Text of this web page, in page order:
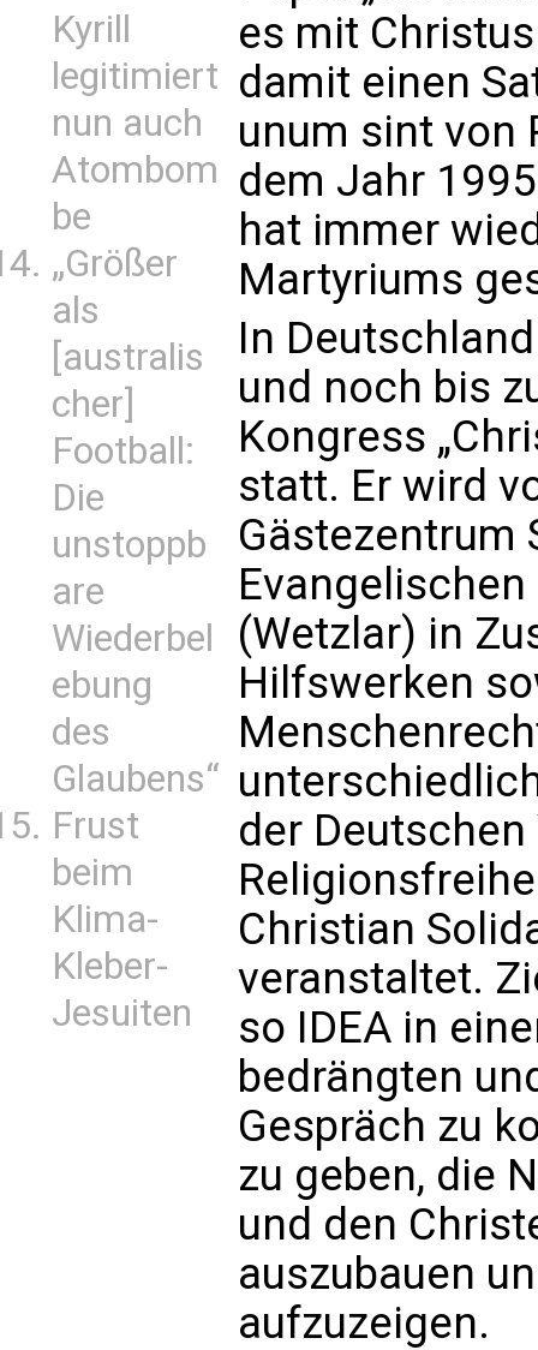
Kyrill
legitimiert
nun auch
Atombom
be
„Größer
als
[australis
cher]
Football:
Die
unstoppb
are
Wiederbel
ebung
des
Glaubens“
Frust
beim
Klima-
Kleber-
Jesuiten
es mit
damit einen
unum sint von
dem Jahr
hat immer
Martyriums
In
und noch bis
Kongress
statt. Er wird
Gästezentrum
(Wetzlar) in
Hilfswerken
der
Christian
veranstaltet.
so IDEA in
bedrängten
Gespräch zu
zu geben, die
und den
auszubauen
aufzuzeigen.